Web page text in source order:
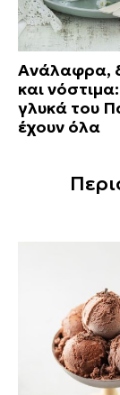
Ανάλαφρα,
και
γλυκά του
έχουν όλα